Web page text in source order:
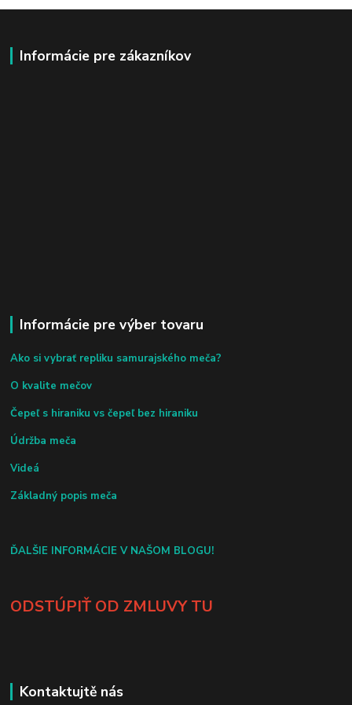
Informácie pre zákazníkov
Informácie pre výber tovaru
Ako si vybrať repliku samurajského meča?
O kvalite mečov
Čepeľ s hiraniku vs čepeľ bez hiraniku
Údržba meča
Videá
Základný popis meča
ĎALŠIE INFORMÁCIE V NAŠOM BLOGU!
ODSTÚPIŤ OD ZMLUVY TU
Kontaktujtě nás